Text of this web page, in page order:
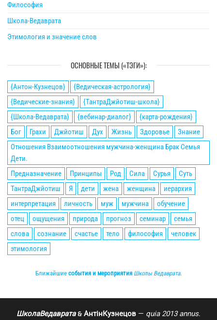
Философия
Школа-Ведаврата
Этимология и значение слов
ОСНОВНЫЕ ТЕМЫ («ТЭГИ»):
{Антон-Кузнецов}
{Ведическая-астрология}
{Ведические-знания}
{ТантраДжйотиш-школа}
{Школа-Ведаврата}
{вебинар-диалог}
{карта-рождения}
Бог
Грахи Джйотиш Дух Жизнь Здоровье
Знание
Отношения Взаимоотношения мужчина-женщина Брак Семья
Дети.
Предназначение
Принципы Род Сила Сурья
Суть
ТантраДжйотиш
Я дети жена женщина
иерархия
интерпретация
личность муж мужчина
обучение
отец
ощущения природа прогноз семинар
семья
слова
сознание счастье тело философия
человек
этимология
Ближайшие события и мероприятия Школы Ведаврата.
ШколаВедаврата 🙲 АнтінКузнецов — quia 2013 annus.